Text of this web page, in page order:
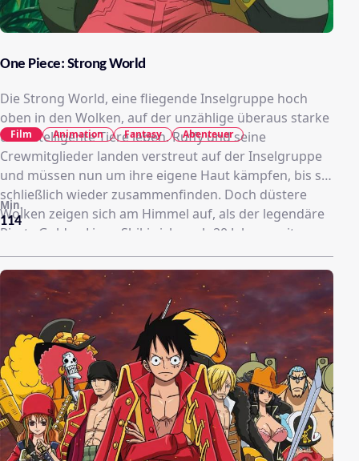
One Piece: Strong World
Die Strong World, eine fliegende Inselgruppe hoch
oben in den Wolken, auf der unzählige überaus starke
und intelligente Tiere leben. Ruffy und seine
Crewmitglieder landen verstreut auf der Inselgruppe
und müssen nun um ihre eigene Haut kämpfen, bis sie
schließlich wieder zusammenfinden. Doch düstere
Wolken zeigen sich am Himmel auf, als der legendäre
Pirat »Golden Lion« Shiki sich nach 20 Jahren seit
seinem Verschwinden den Strohhutpiraten offenbart.
Er erkennt Namis überragende Fähigkeiten als
Navigatorin und entführt sie vor den Augen ihrer
Freunde. Werden Ruffy und die anderen Nami retten
können und welchen Plan verfolgt Shiki?
114
Min.
Film Animation Fantasy Abenteuer